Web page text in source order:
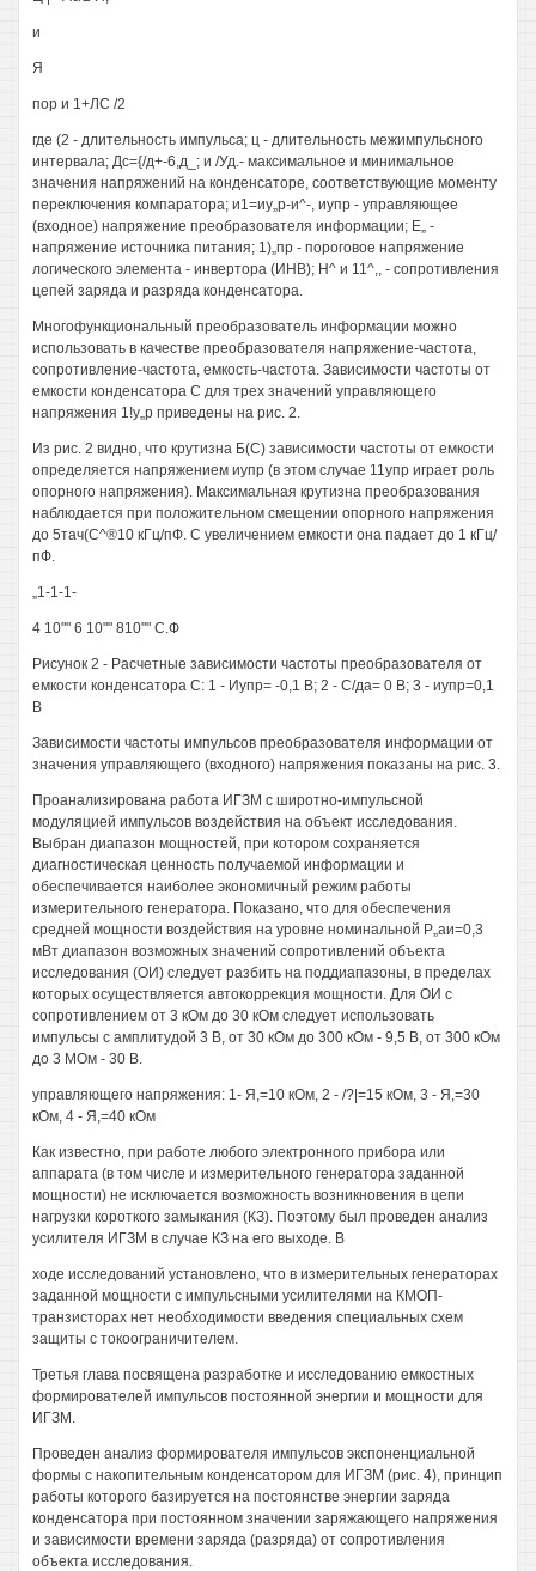
и
Я
пор и 1+ЛС /2
где (2 - длительность импульса; ц - длительность межимпульсного
интервала; Дс={/д+-6,д_; и /Уд.- максимальное и минимальное
значения напряжений на конденсаторе, соответствующие моменту
переключения компаратора; и1=иу„р-и^-, иупр - управляющее
(входное) напряжение преобразователя информации; Е„ -
напряжение источника питания; 1)„пр - пороговое напряжение
логического элемента - инвертора (ИНВ); Н^ и 11^,, - сопротивления
цепей заряда и разряда конденсатора.
Многофункциональный преобразователь информации можно
использовать в качестве преобразователя напряжение-частота,
сопротивление-частота, емкость-частота. Зависимости частоты от
емкости конденсатора С для трех значений управляющего
напряжения 1!у„р приведены на рис. 2.
Из рис. 2 видно, что крутизна Б(С) зависимости частоты от емкости
определяется напряжением иупр (в этом случае 11упр играет роль
опорного напряжения). Максимальная крутизна преобразования
наблюдается при положительном смещении опорного напряжения
до 5тач(С^®10 кГц/пФ. С увеличением емкости она падает до 1 кГц/
пФ.
„1-1-1-
4 10"" 6 10"" 810"" С.Ф
Рисунок 2 - Расчетные зависимости частоты преобразователя от
емкости конденсатора С: 1 - Иупр= -0,1 В; 2 - С/да= 0 В; 3 - иупр=0,1
В
Зависимости частоты импульсов преобразователя информации от
значения управляющего (входного) напряжения показаны на рис. 3.
Проанализирована работа ИГЗМ с широтно-импульсной
модуляцией импульсов воздействия на объект исследования.
Выбран диапазон мощностей, при котором сохраняется
диагностическая ценность получаемой информации и
обеспечивается наиболее экономичный режим работы
измерительного генератора. Показано, что для обеспечения
средней мощности воздействия на уровне номинальной Р„аи=0,3
мВт диапазон возможных значений сопротивлений объекта
исследования (ОИ) следует разбить на поддиапазоны, в пределах
которых осуществляется автокоррекция мощности. Для ОИ с
сопротивлением от 3 кОм до 30 кОм следует использовать
импульсы с амплитудой 3 В, от 30 кОм до 300 кОм - 9,5 В, от 300 кОм
до 3 МОм - 30 В.
управляющего напряжения: 1- Я,=10 кОм, 2 - /?|=15 кОм, 3 - Я,=30
кОм, 4 - Я,=40 кОм
Как известно, при работе любого электронного прибора или
аппарата (в том числе и измерительного генератора заданной
мощности) не исключается возможность возникновения в цепи
нагрузки короткого замыкания (КЗ). Поэтому был проведен анализ
усилителя ИГЗМ в случае КЗ на его выходе. В
ходе исследований установлено, что в измерительных генераторах
заданной мощности с импульсными усилителями на КМОП-
транзисторах нет необходимости введения специальных схем
защиты с токоограничителем.
Третья глава посвящена разработке и исследованию емкостных
формирователей импульсов постоянной энергии и мощности для
ИГЗМ.
Проведен анализ формирователя импульсов экспоненциальной
формы с накопительным конденсатором для ИГЗМ (рис. 4), принцип
работы которого базируется на постоянстве энергии заряда
конденсатора при постоянном значении заряжающего напряжения
и зависимости времени заряда (разряда) от сопротивления
объекта исследования.